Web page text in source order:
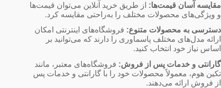
مقایسه آسان قیمت‌ها: از طریق خرید آنلاین می‌توان قیمت‌ها
و ویژگی‌های محصولات مختلف را به‌راحتی مقایسه کرد.
دسترسی به محصولات متنوع: فروشگاه‌های اینترنتی امکان
ارائه مدل‌های مختلف پاسماوری را دارند که می‌توانید بر
اساس نیاز خود انتخاب کنید.
گارانتی و خدمات پس از فروش: فروشگاه‌های معتبر، مانند
تکین هوم، معمولاً محصولات خود را با گارانتی و خدمات پس
از فروش ارائه می‌دهند.